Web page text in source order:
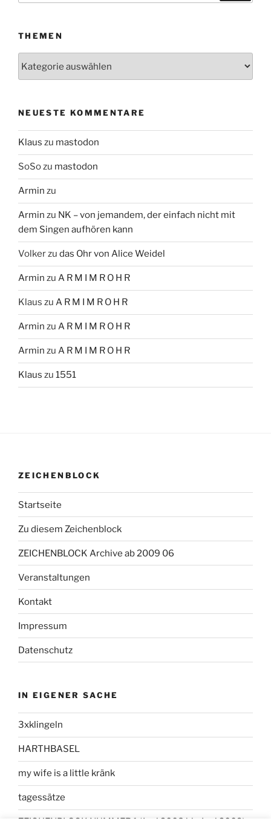
THEMEN
NEUESTE KOMMENTARE
Klaus zu mastodon
SoSozu mastodon
Armin zu
Armin zu NK – von jemandem, der einfach nicht mit
dem Singen aufhören kann
Volkerzu das Ohr von Alice Weidel
Armin zu A R M I M R O H R
Klaus zu A R M I M R O H R
Armin zu A R M I M R O H R
Armin zu A R M I M R O H R
Klaus zu 1551
ZEICHENBLOCK
Startseite
Zu diesem Zeichenblock
ZEICHENBLOCK Archive ab 2009 06
Veranstaltungen
Kontakt
Impressum
Datenschutz
IN EIGENER SACHE
3xklingeln
HARTHBASEL
my wife is a little kränk
tagessätze
ZEICHENBLOCK NUMMER 1 (Juni 2008 bis Juni 2009)